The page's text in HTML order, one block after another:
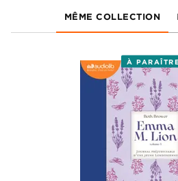
MÊME COLLECTION
À